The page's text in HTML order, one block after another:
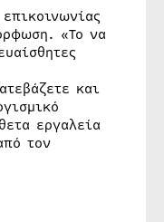
«Το να
και
εργαλεία
τον